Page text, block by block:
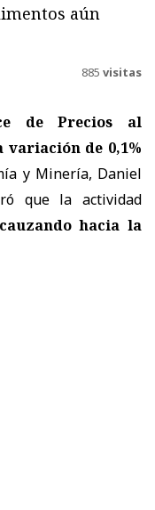
aún
885 visitas
de Precios al
variación de 0,1%
y Minería, Daniel
que la actividad
hacia la